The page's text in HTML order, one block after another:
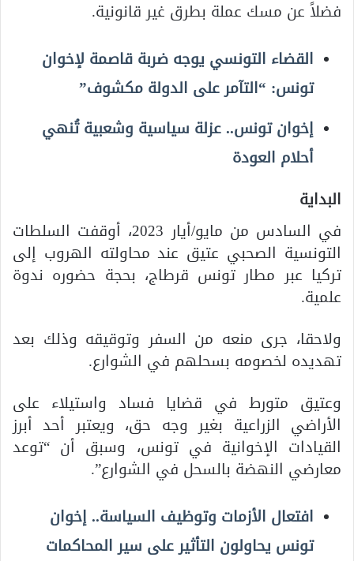
فضلاً عن مسك عملة بطرق غير قانونية.
القضاء التونسي يوجه ضربة قاصمة لإخوان
تونس: “التآمر على الدولة مكشوف”
إخوان تونس.. عزلة سياسية وشعبية تُنهي
أحلام العودة
البداية
في السادس من مايو/أيار 2023، أوقفت السلطات
التونسية الصحبي عتيق عند محاولته الهروب إلى
تركيا عبر مطار تونس قرطاج، بحجة حضوره ندوة
علمية.
ولاحقا، جرى منعه من السفر وتوقيقه وذلك بعد
تهديده لخصومه بسحلهم في الشوارع.
وعتيق متورط في قضايا فساد واستيلاء على
الأراضي الزراعية بغير وجه حق، ويعتبر أحد أبرز
القيادات الإخوانية في تونس، وسبق أن “توعد
معارضي النهضة بالسحل في الشوارع”.
افتعال الأزمات وتوظيف السياسة.. إخوان
تونس يحاولون التأثير على سير المحاكمات